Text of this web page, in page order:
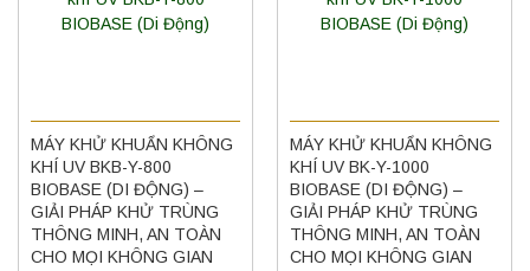
MÁY KHỬ KHUẨN KHÔNG
KHÍ UV BKB-Y-800
BIOBASE (DI ĐỘNG) –
GIẢI PHÁP KHỬ TRÙNG
THÔNG MINH, AN TOÀN
CHO MỌI KHÔNG GIAN
MÁY KHỬ KHUẨN KHÔNG
KHÍ UV BK-Y-1000
BIOBASE (DI ĐỘNG) –
GIẢI PHÁP KHỬ TRÙNG
THÔNG MINH, AN TOÀN
CHO MỌI KHÔNG GIAN